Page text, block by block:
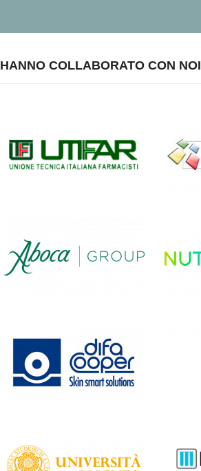
HANNO COLLABORATO CON NOI